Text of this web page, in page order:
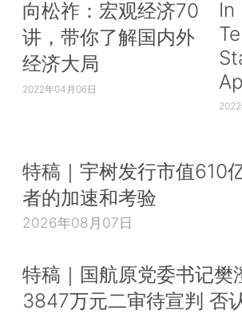
向松祚：宏观经济70
讲，带你了解国内外
经济大局
2022年04月06日
In
特稿｜宇树发行市值610
者的加速和考验
2026年08月07日
特稿｜国航原党委书记樊
3847万元二审待宣判 否